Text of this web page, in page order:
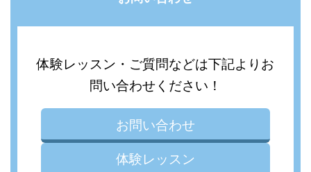
体験レッスン・ご質問などは下記よりお
問い合わせください！
お問い合わせ
体験レッスン